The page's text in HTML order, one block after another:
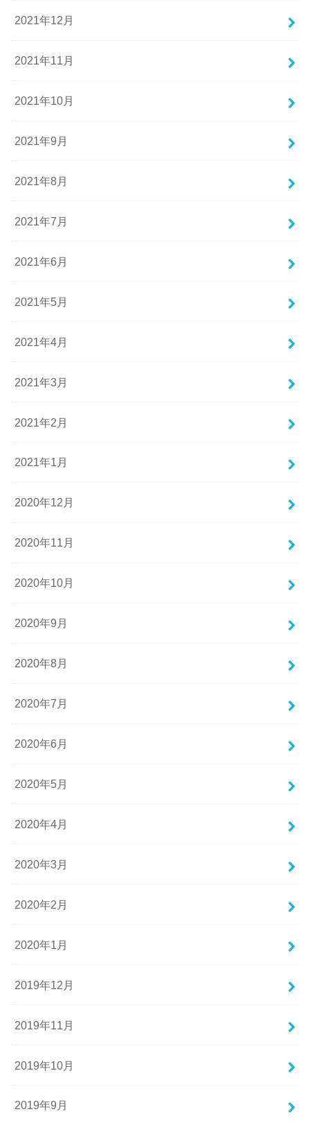
2021年12月
2021年11月
2021年10月
2021年9月
2021年8月
2021年7月
2021年6月
2021年5月
2021年4月
2021年3月
2021年2月
2021年1月
2020年12月
2020年11月
2020年10月
2020年9月
2020年8月
2020年7月
2020年6月
2020年5月
2020年4月
2020年3月
2020年2月
2020年1月
2019年12月
2019年11月
2019年10月
2019年9月